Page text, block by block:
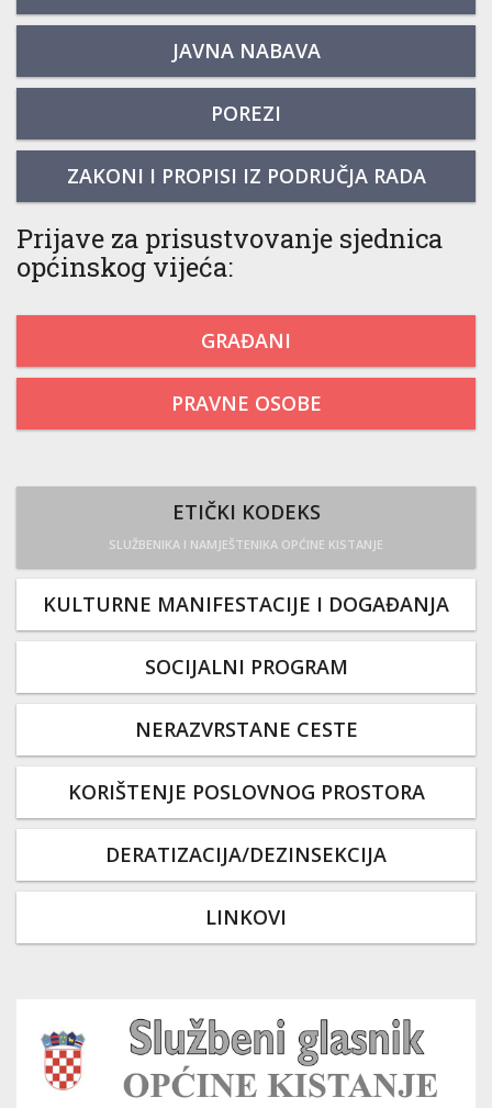
JAVNA NABAVA
POREZI
ZAKONI I PROPISI IZ PODRUČJA RADA
Prijave za prisustvovanje sjednica
općinskog vijeća:
GRAĐANI
PRAVNE OSOBE
ETIČKI KODEKS
SLUŽBENIKA I NAMJEŠTENIKA OPĆINE KISTANJE
KULTURNE MANIFESTACIJE I DOGAĐANJA
SOCIJALNI PROGRAM
NERAZVRSTANE CESTE
KORIŠTENJE POSLOVNOG PROSTORA
DERATIZACIJA/DEZINSEKCIJA
LINKOVI